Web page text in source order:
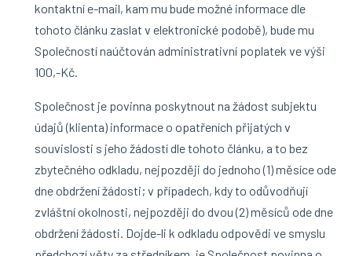
kontaktní e-mail, kam mu bude možné informace dle
tohoto článku zaslat v elektronické podobě), bude mu
Společností naúčtován administrativní poplatek ve výši
100,-Kč.
Společnost je povinna poskytnout na žádost subjektu
údajů (klienta) informace o opatřeních přijatých v
souvislosti s jeho žádostí dle tohoto článku, a to bez
zbytečného odkladu, nejpozději do jednoho (1) měsíce ode
dne obdržení žádosti; v případech, kdy to odůvodňují
zvláštní okolnosti, nejpozději do dvou (2) měsíců ode dne
obdržení žádosti. Dojde-li k odkladu odpovědi ve smyslu